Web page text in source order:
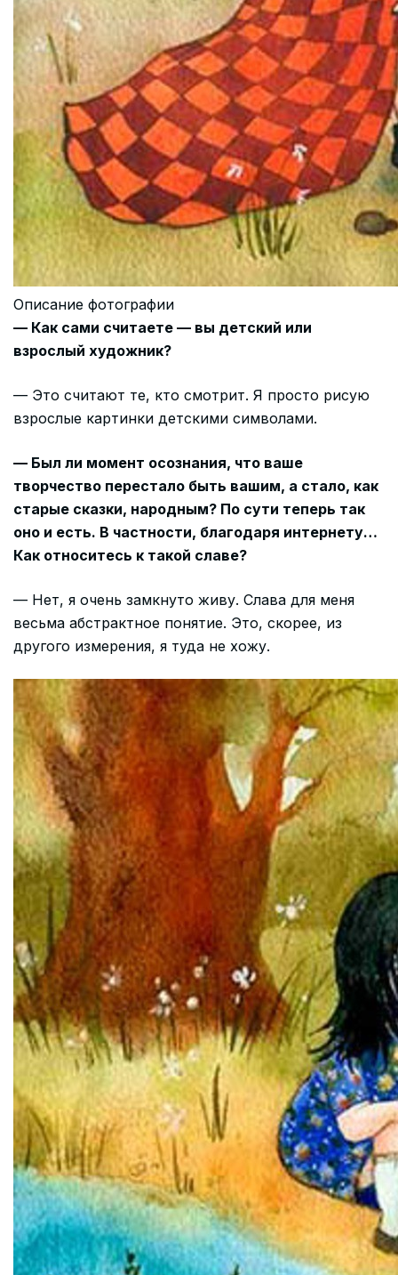
Описание фотографии
— Как сами считаете — вы детский или
взрослый художник?
— Это считают те, кто смотрит. Я просто рисую
взрослые картинки детскими символами.
— Был ли момент осознания, что ваше
творчество перестало быть вашим, а стало, как
старые сказки, народным? По сути теперь так
оно и есть. В частности, благодаря интернету…
Как относитесь к такой славе?
— Нет, я очень замкнуто живу. Слава для меня
весьма абстрактное понятие. Это, скорее, из
другого измерения, я туда не хожу.